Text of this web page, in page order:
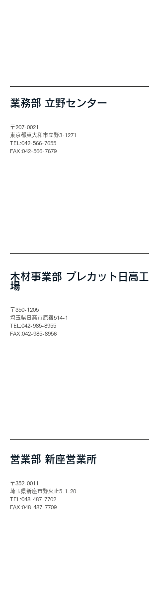
​業務部 立野センター
〒207-0021
東京都東大和市立野3-1271
TEL:042-566-7655
​FAX:042-566-7679
木材事業部 プレカット日高工
場
〒350-1205
​埼玉県日高市原宿514-1
TEL:042-985-8955
​FAX:042-985-8956
​営業部 新座営業所
〒352-0011
埼玉県新座市野火止5-1-20
TEL:048-487-7702
​FAX:048-487-7709